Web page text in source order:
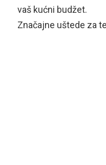
vaš kućni budžet.
Značajne uštede za